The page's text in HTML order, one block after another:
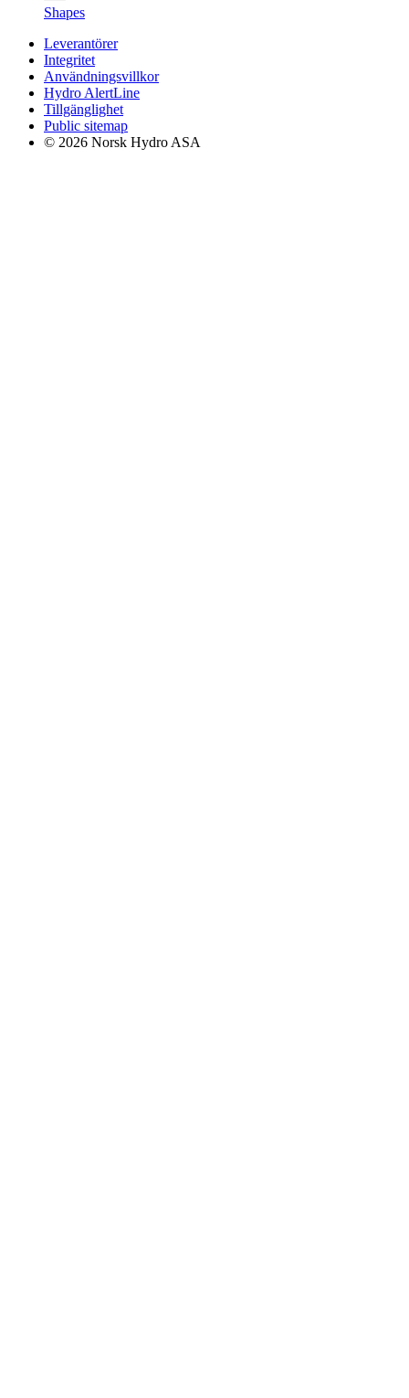
Shapes
Leverantörer
Integritet
Användningsvillkor
Hydro AlertLine
Tillgänglighet
Public sitemap
© 2026 Norsk Hydro ASA